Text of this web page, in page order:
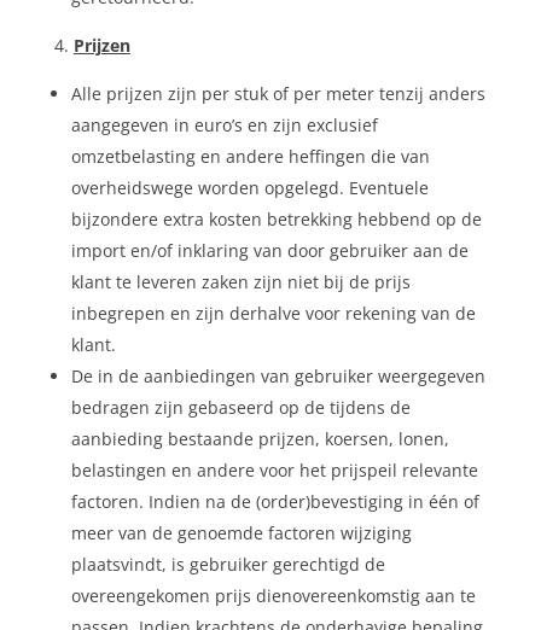
Prijzen
Alle prijzen zijn per stuk of per meter tenzij anders
aangegeven in euro’s en zijn exclusief
omzetbelasting en andere heffingen die van
overheidswege worden opgelegd. Eventuele
bijzondere extra kosten betrekking hebbend op de
import en/of inklaring van door gebruiker aan de
klant te leveren zaken zijn niet bij de prijs
inbegrepen en zijn derhalve voor rekening van de
klant.
De in de aanbiedingen van gebruiker weergegeven
bedragen zijn gebaseerd op de tijdens de
aanbieding bestaande prijzen, koersen, lonen,
belastingen en andere voor het prijspeil relevante
factoren. Indien na de (order)bevestiging in één of
meer van de genoemde factoren wijziging
plaatsvindt, is gebruiker gerechtigd de
overeengekomen prijs dienovereenkomstig aan te